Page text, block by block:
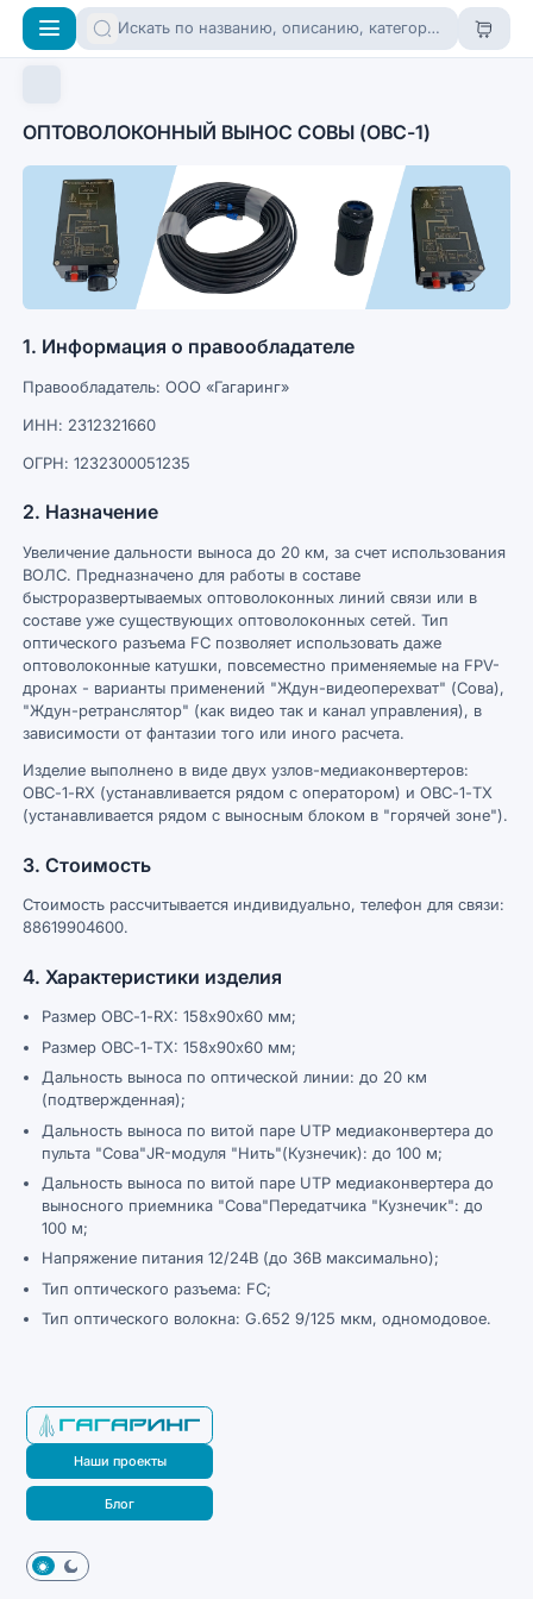
ОПТОВОЛОКОННЫЙ ВЫНОС СОВЫ (ОВС-1)
1. Информация о правообладателе
Правообладатель: ООО «Гагаринг»
ИНН: 2312321660
ОГРН: 1232300051235
2. Назначение
Увеличение дальности выноса до 20 км, за счет использования
ВОЛС. Предназначено для работы в составе
быстроразвертываемых оптоволоконных линий связи или в
составе уже существующих оптоволоконных сетей. Тип
оптического разъема FC позволяет использовать даже
оптоволоконные катушки, повсеместно применяемые на FPV-
дронах - варианты применений "Ждун-видеоперехват" (Сова),
"Ждун-ретранслятор" (как видео так и канал управления), в
зависимости от фантазии того или иного расчета.
Изделие выполнено в виде двух узлов-медиаконвертеров:
ОВС-1-RX (устанавливается рядом с оператором) и ОВС-1-TX
(устанавливается рядом с выносным блоком в "горячей зоне").
3. Стоимость
Стоимость рассчитывается индивидуально, телефон для связи:
88619904600.
4. Характеристики изделия
Размер ОВС-1-RX: 158х90х60 мм;
Размер ОВС-1-TX: 158х90х60 мм;
Дальность выноса по оптической линии: до 20 км
(подтвержденная);
Дальность выноса по витой паре UTP медиаконвертера до
пульта "Сова"JR-модуля "Нить"(Кузнечик): до 100 м;
Дальность выноса по витой паре UTP медиаконвертера до
выносного приемника "Сова"Передатчика "Кузнечик": до
100 м;
Напряжение питания 12/24В (до 36В максимально);
Тип оптического разъема: FC;
Тип оптического волокна: G.652 9/125 мкм, одномодовое.
Наши проекты
Блог